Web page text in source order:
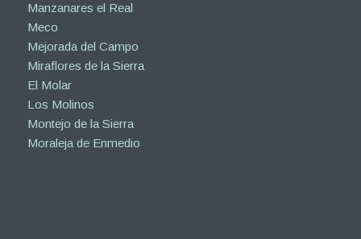
Manzanares el Real
Meco
Mejorada del Campo
Miraflores de la Sierra
El Molar
Los Molinos
Montejo de la Sierra
Moraleja de Enmedio